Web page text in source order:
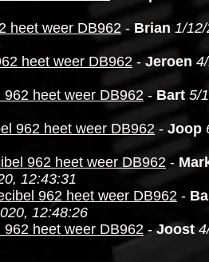
heet weer DB962 - Brian 1/
heet weer DB962 - Jeroen
962 heet weer DB962 - Bart 5/
962 heet weer DB962 - Joop
962 heet weer DB962 -
12:43:31
962 heet weer DB962 -
12:48:26
962 heet weer DB962 -Joost